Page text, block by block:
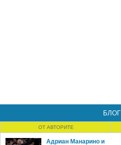
БЛОГ
ОТ АВТОРИТЕ
Адриан Манарино и